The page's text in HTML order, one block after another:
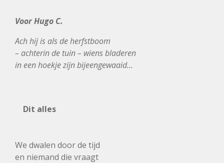
Voor Hugo C.
Ach hij is als de herfstboom
– achterin de tuin – wiens bladeren
in een hoekje zijn bijeengewaaid...
Dit alles
We dwalen door de tijd
en niemand die vraagt